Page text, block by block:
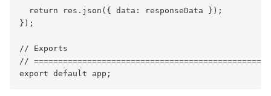
  return res.json({ data: responseData });
});
// Exports
//